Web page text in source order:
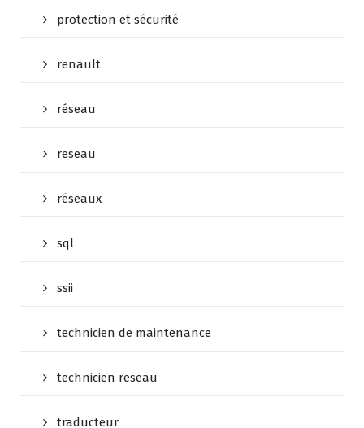
protection et sécurité
renault
réseau
reseau
réseaux
sql
ssii
technicien de maintenance
technicien reseau
traducteur